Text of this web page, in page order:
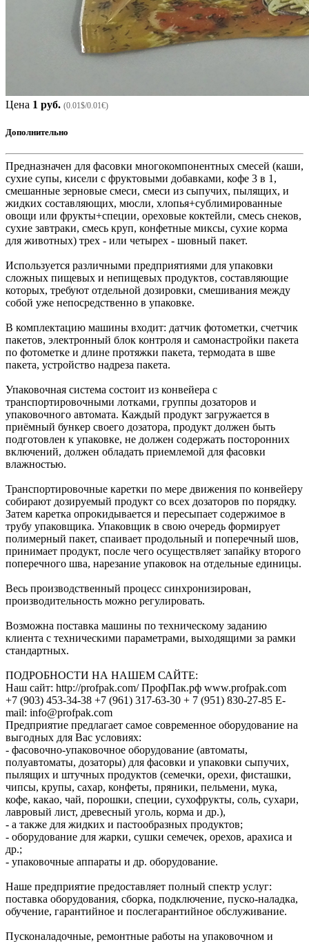
Цена 1 руб. (0.01$/0.01€)
Дополнительно
Предназначен для фасовки многокомпонентных смесей (каши,
сухие супы, кисели с фруктовыми добавками, кофе 3 в 1,
смешанные зерновые смеси, смеси из сыпучих, пылящих, и
жидких составляющих, мюсли, хлопья+сублимированные
овощи или фрукты+специи, ореховые коктейли, смесь снеков,
сухие завтраки, смесь круп, конфетные миксы, сухие корма
для животных) трех - или четырех - шовный пакет.
Используется различными предприятиями для упаковки
сложных пищевых и непищевых продуктов, составляющие
которых, требуют отдельной дозировки, смешивания между
собой уже непосредственно в упаковке.
В комплектацию машины входит: датчик фотометки, счетчик
пакетов, электронный блок контроля и самонастройки пакета
по фотометке и длине протяжки пакета, термодата в шве
пакета, устройство надреза пакета.
Упаковочная система состоит из конвейера с
транспортировочными лотками, группы дозаторов и
упаковочного автомата. Каждый продукт загружается в
приёмный бункер своего дозатора, продукт должен быть
подготовлен к упаковке, не должен содержать посторонних
включений, должен обладать приемлемой для фасовки
влажностью.
Транспортировочные каретки по мере движения по конвейеру
собирают дозируемый продукт со всех дозаторов по порядку.
Затем каретка опрокидывается и пересыпает содержимое в
трубу упаковщика. Упаковщик в свою очередь формирует
полимерный пакет, спаивает продольный и поперечный шов,
принимает продукт, после чего осуществляет запайку второго
поперечного шва, нарезание упаковок на отдельные единицы.
Весь производственный процесс синхронизирован,
производительность можно регулировать.
Возможна поставка машины по техническому заданию
клиента с техническими параметрами, выходящими за рамки
стандартных.
ПОДРОБНОСТИ НА НАШЕМ САЙТЕ:
Наш сайт: http://profpak.com/ ПрофПак.рф www.profpak.com
+7 (903) 453-34-38 +7 (961) 317-63-30 + 7 (951) 830-27-85 E-
mail: info@profpak.com
Предприятие предлагает самое современное оборудование на
выгодных для Вас условиях:
- фасовочно-упаковочное оборудование (автоматы,
полуавтоматы, дозаторы) для фасовки и упаковки сыпучих,
пылящих и штучных продуктов (семечки, орехи, фисташки,
чипсы, крупы, сахар, конфеты, пряники, пельмени, мука,
кофе, какао, чай, порошки, специи, сухофрукты, соль, сухари,
лавровый лист, древесный уголь, корма и др.),
- а также для жидких и пастообразных продуктов;
- оборудование для жарки, сушки семечек, орехов, арахиса и
др.;
- упаковочные аппараты и др. оборудование.
Наше предприятие предоставляет полный спектр услуг:
поставка оборудования, сборка, подключение, пуско-наладка,
обучение, гарантийное и послегарантийное обслуживание.
Пусконаладочные, ремонтные работы на упаковочном и